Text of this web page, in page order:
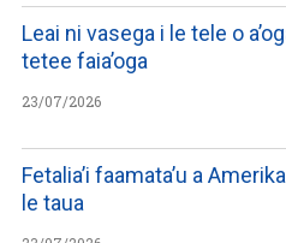
Leai ni vasega i le tele o
tetee faia’oga
23/07/2026
Fetalia’i faamata’u a
le taua